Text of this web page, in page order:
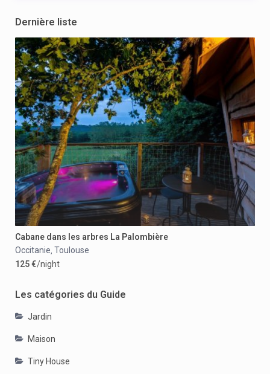
Dernière liste
Cabane dans les arbres La Palombière
Occitanie Toulouse
125 €/night
Les catégories du Guide
Jardin
Maison
Tiny House